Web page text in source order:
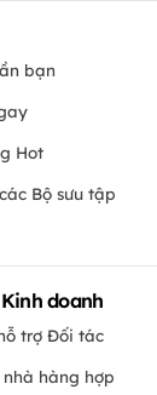
bạn
Hot
Bộ sưu tập
doanh
trợ Đối tác
hàng hợp